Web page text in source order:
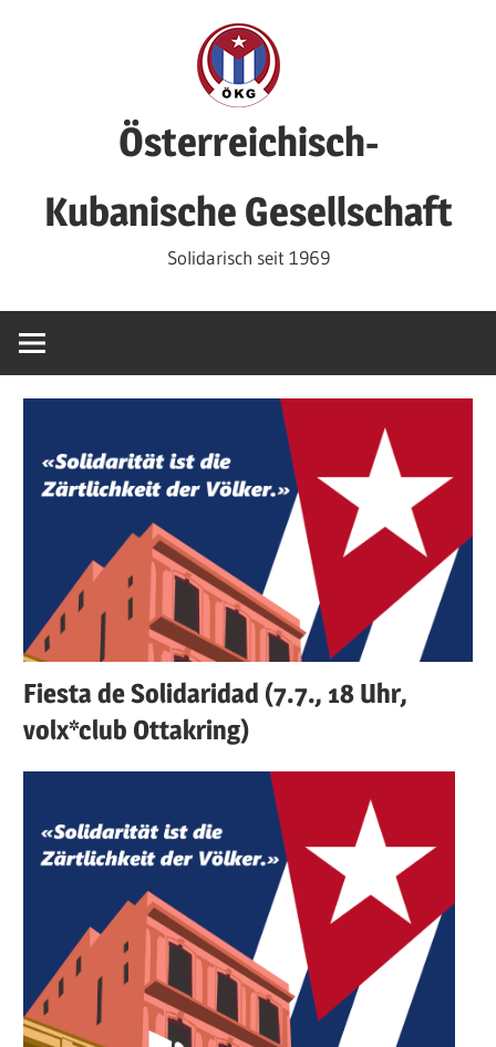
Österreichisch-
Kubanische Gesellschaft
Solidarisch seit 1969
Fiesta de Solidaridad (7.7., 18 Uhr,
volx*club Ottakring)